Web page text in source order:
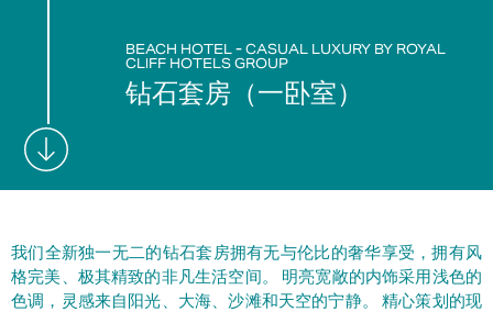
BEACH HOTEL - CASUAL LUXURY BY ROYAL
CLIFF HOTELS GROUP
钻石套房（一卧室）
我们全新独一无二的钻石套房拥有无与伦比的奢华享受，拥有风
格完美、极其精致的非凡生活空间。 明亮宽敞的内饰采用浅色的
色调，灵感来自阳光、大海、沙滩和天空的宁静。 精心策划的现